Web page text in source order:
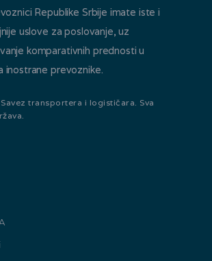
Republike Srbije imate iste i
uslove za poslovanje, uz
komparativnih prednosti u
inostrane prevoznike.
transportera i logističara. Sva